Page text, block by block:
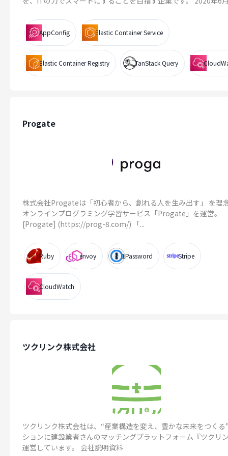
AppConfig Elastic Container Service
Elastic Container Registry TanStack Query
Progate
株式会社Progateは「初心者から、創れる人を生み出す」 を理
オンラインプログラミング学習サービス「Progate」を運営。
[Progate] (https://prog-8.com/) 「...
Ruby envoy 1Password Stripe
CloudWatch
ツクリンク株式会社
ツクリンク株式会社は、“産業構造を変え、豊かな未来をつくる
ションに建設業者さんのマッチングプラットフォーム『ツクリ
運営しています。 会社説明資料